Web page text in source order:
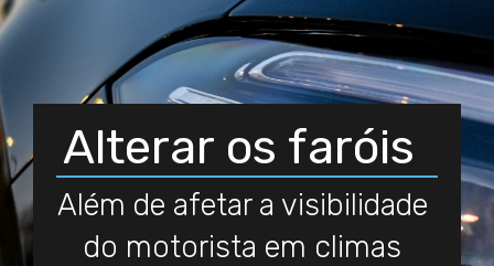
Além de afetar a visibilidade
do motorista em climas
Alterar os faróis